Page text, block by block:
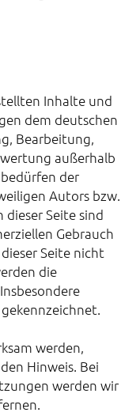
Inhalte und
dem deutschen
Bearbeitung,
außerhalb
der
Autors bzw.
dieser Seite sind
Gebrauch
Seite nicht
die
werden,
Hinweis. Bei
werden wir